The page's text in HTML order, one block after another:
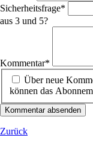
Pflichtfeld
Sicherheitsfrage*
aus 3 und 5?
Kommentar*
Über neue
können das
Kommentar absenden
Zurück